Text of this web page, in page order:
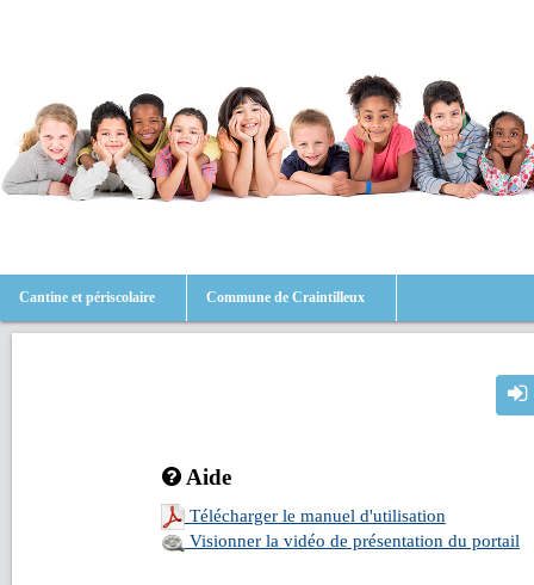
Cantine et périscolaire Commune de Craintilleux
Aide
Télécharger le manuel d'utilisation
Visionner la vidéo de présentation du portail